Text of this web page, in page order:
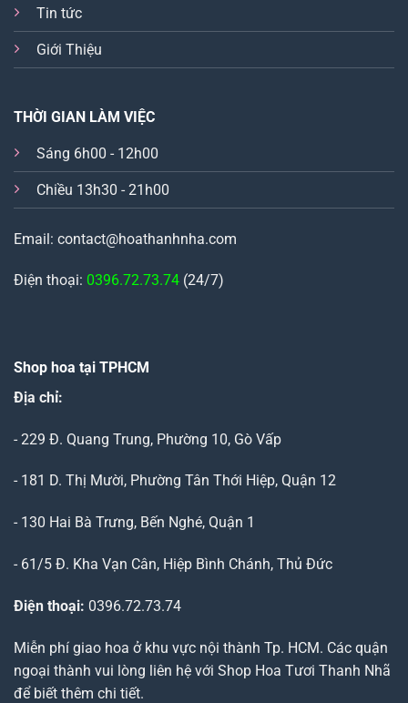
Tin tức
Giới Thiệu
THỜI GIAN LÀM VIỆC
Sáng 6h00 - 12h00
Chiều 13h30 - 21h00
Email: contact@hoathanhnha.com
Điện thoại: 0396.72.73.74 (24/7)
Shop hoa tại TPHCM
Địa chỉ:
- 229 Đ. Quang Trung, Phường 10, Gò Vấp
- 181 D. Thị Mười, Phường Tân Thới Hiệp, Quận 12
- 130 Hai Bà Trưng, Bến Nghé, Quận 1
- 61/5 Đ. Kha Vạn Cân, Hiệp Bình Chánh, Thủ Đức
Điện thoại: 0396.72.73.74
Miễn phí giao hoa ở khu vực nội thành Tp. HCM. Các quận
ngoại thành vui lòng liên hệ với Shop Hoa Tươi Thanh Nhã
để biết thêm chi tiết.